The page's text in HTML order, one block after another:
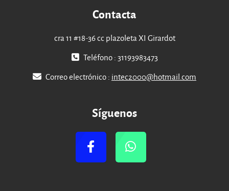
Contacta
cra 11 #18-36 cc plazoleta XI Girardot
Teléfono : 31193983473
Correo electrónico : intec2000@hotmail.com
Síguenos